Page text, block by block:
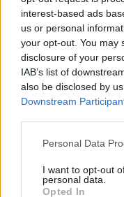
interest-based ads
us or personal
your opt-out. You may
disclosure of your
IAB’s list of
also be disclosed by
Downstream
Personal Data
I want to opt-out
personal data.
Opted In
Related Posts